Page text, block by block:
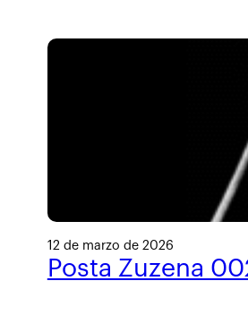
12 de marzo de 2026
Posta Zuzena